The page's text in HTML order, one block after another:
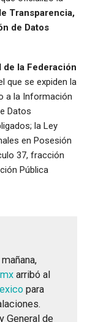
Transparencia,
de Datos
de la Federación
que se expiden la
a la Información
Datos
la Ley
en Posesión
37, fracción
Pública
arribó al
para
General de